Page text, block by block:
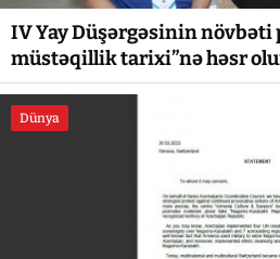
IV Yay Düşərgəsinin növbəti
müstəqillik tarixi”nə həsr
Dünya